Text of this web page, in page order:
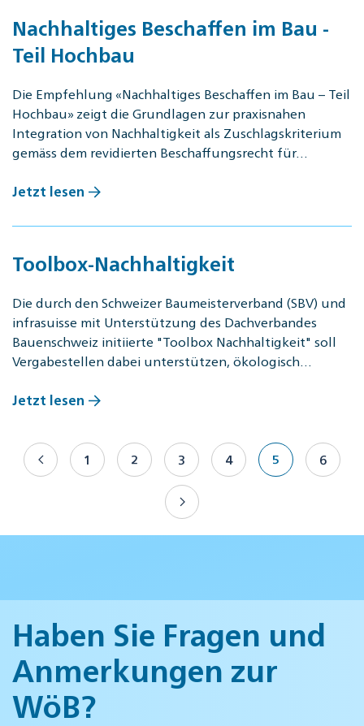
Nachhaltiges Beschaffen im Bau -
Teil Hochbau
Die Empfehlung «Nachhaltiges Beschaffen im Bau – Teil
Hochbau» zeigt die Grundlagen zur praxisnahen
Integration von Nachhaltigkeit als Zuschlagskriterium
gemäss dem revidierten Beschaffungsrecht für…
Jetzt lesen
Toolbox-Nachhaltigkeit
Die durch den Schweizer Baumeisterverband (SBV) und
infrasuisse mit Unterstützung des Dachverbandes
Bauenschweiz initiierte "Toolbox Nachhaltigkeit" soll
Vergabestellen dabei unterstützen, ökologisch…
Jetzt lesen
1 2 3 4 5 6
Haben Sie Fragen und
Anmerkungen zur
WöB?